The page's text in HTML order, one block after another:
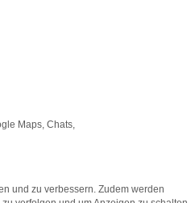
Maps, Chats,
und zu verbessern. Zudem werden